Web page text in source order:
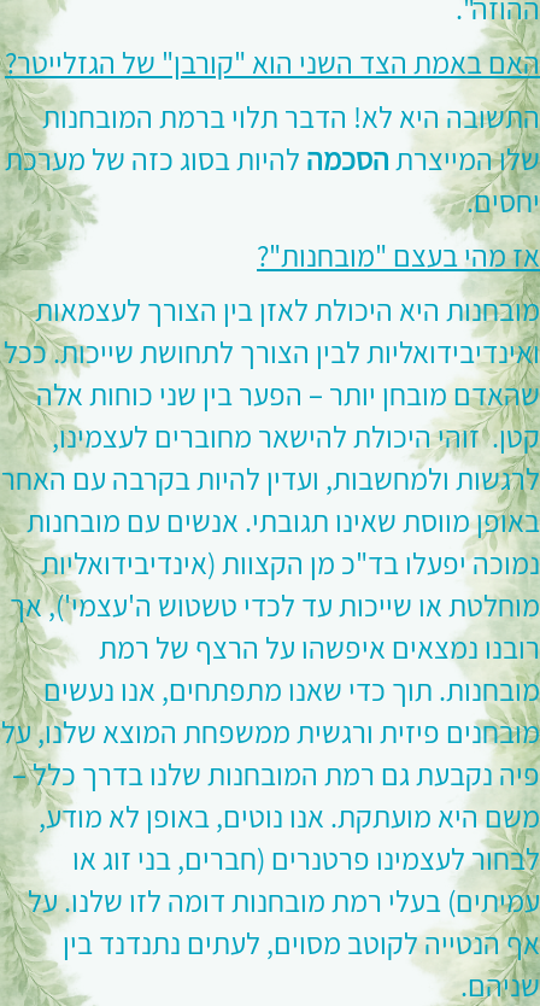
האם באמת הצד השני הוא "קורבן" של הגזלייטר?
התשובה היא לא! הדבר תלוי ברמת המובחנות
שלו המייצרתהסכמה להיות בסוג כזה של מערכת
יחסים.
אז מהי בעצם "מובחנות"?
מובחנות היא היכולת לאזן בין הצורך לעצמאות
ואינדיבידואליות לבין הצורך לתחושת שייכות. ככל
שהאדם מובחן יותר – הפער בין שני כוחות אלה
קטן. זוהי היכולת להישאר מחוברים לעצמינו,
לרגשות ולמחשבות, ועדין להיות בקרבה עם האחר
באופן מווסת שאינו תגובתי. אנשים עם מובחנות
נמוכה יפעלו בד"כ מן הקצוות (אינדיבידואליות
מוחלטת או שייכות עד לכדי טשטוש ה'עצמי'), אך
רובנו נמצאים איפשהו על הרצף של רמת
מובחנות. תוך כדי שאנו מתפתחים, אנו נעשים
מובחנים פיזית ורגשית ממשפחת המוצא שלנו, על
פיה נקבעת גם רמת המובחנות שלנו בדרך כלל –
משם היא מועתקת. אנו נוטים, באופן לא מודע,
לבחור לעצמינו פרטנרים (חברים, בני זוג או
עמיתים) בעלי רמת מובחנות דומה לזו שלנו. על
אף הנטייה לקוטב מסוים, לעתים נתנדנד בין
שניהם.